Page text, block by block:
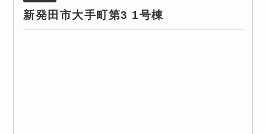
新発田市大手町第3 1号棟